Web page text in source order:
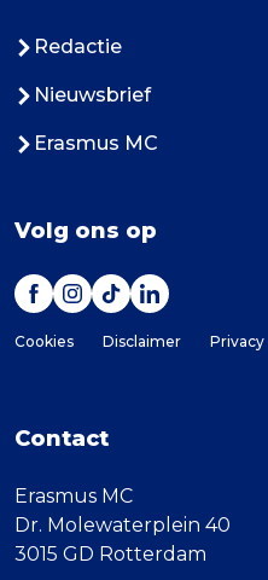
Redactie
Nieuwsbrief
Erasmus MC
Volg ons op
Cookies Disclaimer Privacy
Contact
Erasmus MC
Dr. Molewaterplein 40
3015 GD Rotterdam